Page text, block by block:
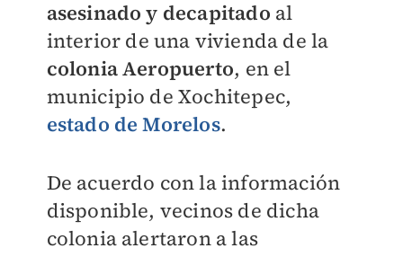
asesinado y decapitado al
interior de una vivienda de la
colonia Aeropuerto, en el
municipio de Xochitepec,
estado de Morelos.
De acuerdo con la información
disponible, vecinos de dicha
colonia alertaron a las